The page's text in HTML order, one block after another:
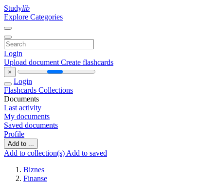
Studylib
Explore Categories
Login
Upload document Create flashcards
×
Login
Flashcards Collections
Documents
Last activity
My documents
Saved documents
Profile
Add to ...
Add to collection(s) Add to saved
Biznes
Finanse